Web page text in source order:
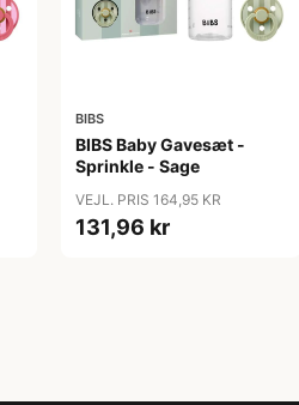
BIBS
BIBS Baby Gavesæt -
Sprinkle - Sage
VEJL. PRIS 164,95 KR
131,96 kr